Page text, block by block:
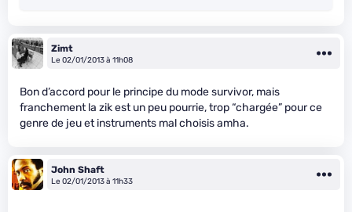
Zimt
Le 02/01/2013 à 11h08
Bon d’accord pour le principe du mode survivor, mais
franchement la zik est un peu pourrie, trop “chargée” pour ce
genre de jeu et instruments mal choisis amha.
John Shaft
Le 02/01/2013 à 11h33